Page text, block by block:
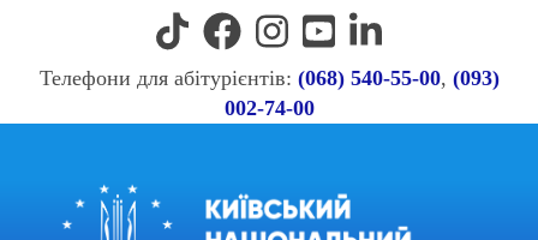
Телефони для абітурієнтів: (068) 540-55-00, (093)
002-74-00